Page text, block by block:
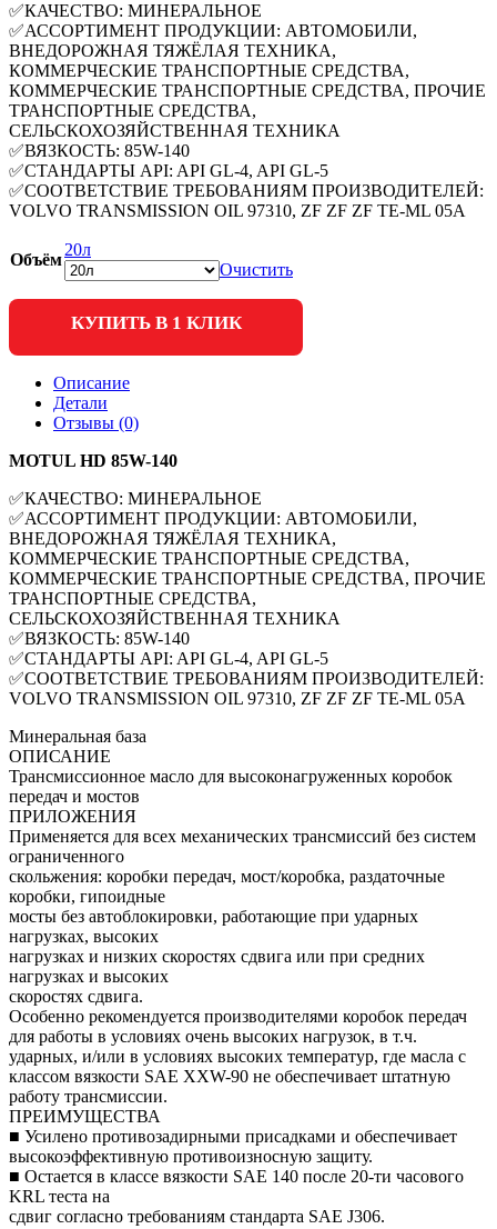
✅КАЧЕСТВО: МИНЕРАЛЬНОЕ
✅АССОРТИМЕНТ ПРОДУКЦИИ: АВТОМОБИЛИ,
ВНЕДОРОЖНАЯ ТЯЖЁЛАЯ ТЕХНИКА,
КОММЕРЧЕСКИЕ ТРАНСПОРТНЫЕ СРЕДСТВА,
КОММЕРЧЕСКИЕ ТРАНСПОРТНЫЕ СРЕДСТВА, ПРОЧИЕ
ТРАНСПОРТНЫЕ СРЕДСТВА,
СЕЛЬСКОХОЗЯЙСТВЕННАЯ ТЕХНИКА
✅ВЯЗКОСТЬ: 85W-140
✅СТАНДАРТЫ API: API GL-4, API GL-5
✅СООТВЕТСТВИЕ ТРЕБОВАНИЯМ ПРОИЗВОДИТЕЛЕЙ:
VOLVO TRANSMISSION OIL 97310, ZF ZF ZF TE-ML 05A
Объём
20л
Очистить
КУПИТЬ В 1 КЛИК
Описание
Детали
Отзывы (0)
MOTUL HD 85W-140
✅КАЧЕСТВО: МИНЕРАЛЬНОЕ
✅АССОРТИМЕНТ ПРОДУКЦИИ: АВТОМОБИЛИ,
ВНЕДОРОЖНАЯ ТЯЖЁЛАЯ ТЕХНИКА,
КОММЕРЧЕСКИЕ ТРАНСПОРТНЫЕ СРЕДСТВА,
КОММЕРЧЕСКИЕ ТРАНСПОРТНЫЕ СРЕДСТВА, ПРОЧИЕ
ТРАНСПОРТНЫЕ СРЕДСТВА,
СЕЛЬСКОХОЗЯЙСТВЕННАЯ ТЕХНИКА
✅ВЯЗКОСТЬ: 85W-140
✅СТАНДАРТЫ API: API GL-4, API GL-5
✅СООТВЕТСТВИЕ ТРЕБОВАНИЯМ ПРОИЗВОДИТЕЛЕЙ:
VOLVO TRANSMISSION OIL 97310, ZF ZF ZF TE-ML 05A
Минеральная база
ОПИСАНИЕ
Трансмиссионное масло для высоконагруженных коробок
передач и мостов
ПРИЛОЖЕНИЯ
Применяется для всех механических трансмиссий без систем
ограниченного
скольжения: коробки передач, мост/коробка, раздаточные
коробки, гипоидные
мосты без автоблокировки, работающие при ударных
нагрузках, высоких
нагрузках и низких скоростях сдвига или при средних
нагрузках и высоких
скоростях сдвига.
Особенно рекомендуется производителями коробок передач
для работы в условиях очень высоких нагрузок, в т.ч.
ударных, и/или в условиях высоких температур, где масла с
классом вязкости SAE XXW-90 не обеспечивает штатную
работу трансмиссии.
ПРЕИМУЩЕСТВА
■ Усилено противозадирными присадками и обеспечивает
высокоэффективную противоизносную защиту.
■ Остается в классе вязкости SAE 140 после 20-ти часового
KRL теста на
сдвиг согласно требованиям стандарта SAE J306.